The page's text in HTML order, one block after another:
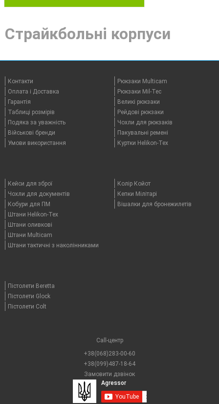
Страйкбольні корпуси
Контакти
Оплата i Доставка
Гарантія
Таблицi розмірів
Подяка за уважність
Військові бренди
Умови використання
Рюкзаки Multicam
Рюкзаки Mil-Tec
Великі рюкзаки
Рейдові рюкзаки
Чохли для рюкзаків
Пакувальні ремені
Куртки Helikon-Tex
Кейси для зброї
Чохли для документів
Кобури для ПМ
Штани Helikon-Tex
Штани оливкові
Штани Multicam
Штани тактичні з наколінниками
Колір Койот
Кепки Мілітарі
Вішалки для бронежилетів
Пістолети Beretta
Пістолети Glock
Пістолети Colt
Call-центр
+38(068)283-00-60
+38(099)487-18-64
Замовити дзвінок